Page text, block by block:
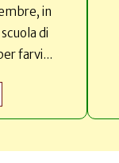
in
di
farvi...